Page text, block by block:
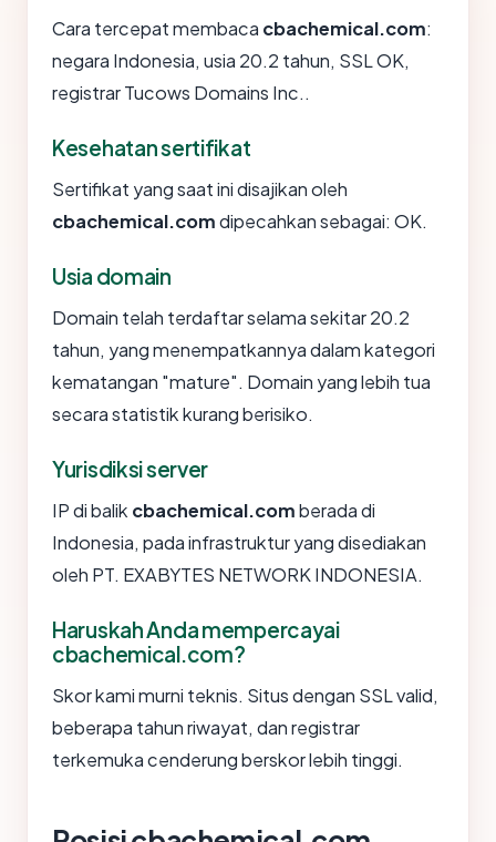
Cara tercepat membaca cbachemical.com:
negara Indonesia, usia 20.2 tahun, SSL OK,
registrar Tucows Domains Inc..
Kesehatan sertifikat
Sertifikat yang saat ini disajikan oleh
cbachemical.comdipecahkan sebagai: OK.
Usia domain
Domain telah terdaftar selama sekitar 20.2
tahun, yang menempatkannya dalam kategori
kematangan "mature". Domain yang lebih tua
secara statistik kurang berisiko.
Yurisdiksi server
IP di balik cbachemical.comberada di
Indonesia, pada infrastruktur yang disediakan
oleh PT. EXABYTES NETWORK INDONESIA.
Haruskah Anda mempercayai
cbachemical.com?
Skor kami murni teknis. Situs dengan SSL valid,
beberapa tahun riwayat, dan registrar
terkemuka cenderung berskor lebih tinggi.